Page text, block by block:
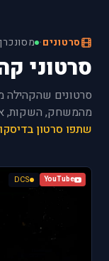
סרטונים·
סרטוני
סרטונים שהקהילה
מהמשחק, השקות,
שתפו סרטון
YouTube
DCS